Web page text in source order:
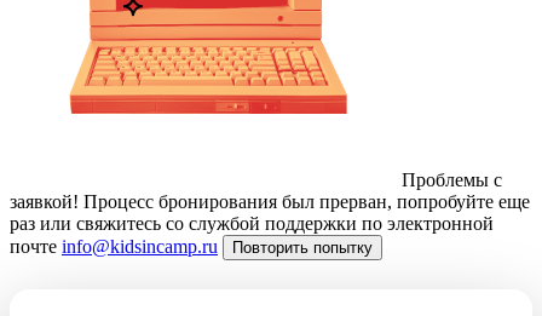
Проблемы с
заявкой! Процесс бронирования был прерван, попробуйте еще
раз или свяжитесь со службой поддержки по электронной
почте info@kidsincamp.ru Повторить попытку